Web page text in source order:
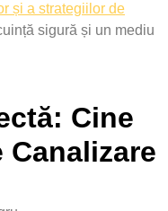
și a strategiilor de
sigură și un mediu
Cine
Canalizare